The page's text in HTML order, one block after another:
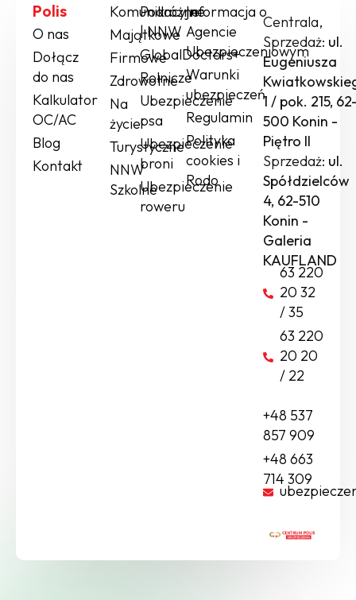
Polis
O nas
Dołącz
do nas
Kalkulator
OC/AC
Blog
Kontakt
Komunikacyjne
Majątkowe
Firmowe
Zdrowotne
Na
życie
Turystyczne
NNW
Szkolne
Podróżne
| NNW
GlobalDoctors+
Rolnicze
Ubezpieczenie
psa
Ubezpieczenie
broni
Ubezpieczenie
roweru
Informacja o
Agencie
Ubezpieczeniowym
Warunki
ubezpieczeń
Regulamin
Polityka
cookies i
Rodo
Centrala,
Sprzedaż: ul.
Eugeniusza
1 / pok. 215,
500 Konin -
Piętro II
Sprzedaż: ul.
Spółdzielców
4, 62-510
Konin -
Galeria
KAUFLAND
63 220
20 32
/ 35
63 220
20 20
/ 22
+48 537
857 909
+48 663
714 309